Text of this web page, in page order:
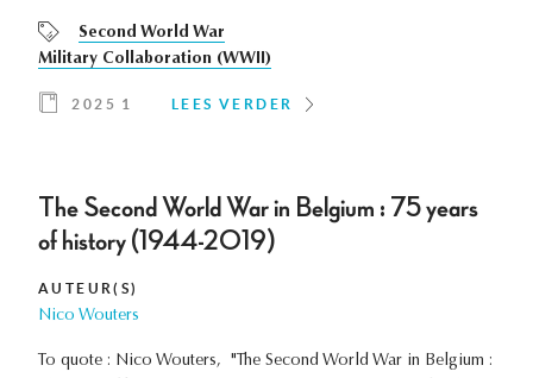
Second World War
Military Collaboration (WWII)
2025 1 LEES VERDER
The Second World War in Belgium : 75 years
of history (1944-2019)
AUTEUR(S)
Nico Wouters
To quote : Nico Wouters, "The Second World War in Belgium :